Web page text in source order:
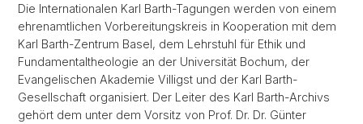
Die Internationalen Karl Barth-Tagungen werden von einem
ehrenamtlichen Vorbereitungskreis in Kooperation mit dem
Karl Barth-Zentrum Basel, dem Lehrstuhl für Ethik und
Fundamentaltheologie an der Universität Bochum, der
Evangelischen Akademie Villigst und der Karl Barth-
Gesellschaft organisiert. Der Leiter des Karl Barth-Archivs
gehört dem unter dem Vorsitz von Prof. Dr. Dr. Günter